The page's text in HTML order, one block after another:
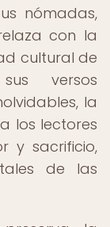
nómadas,
con la
cultural de
versos
la
los lectores
y sacrificio,
de las